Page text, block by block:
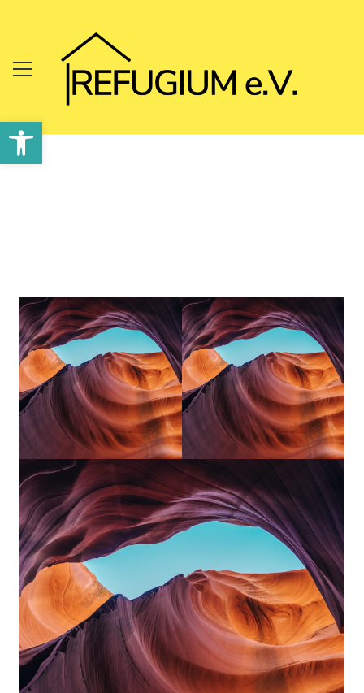
Werkzeugleiste öffnen